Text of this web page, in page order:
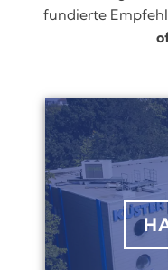
fundierte